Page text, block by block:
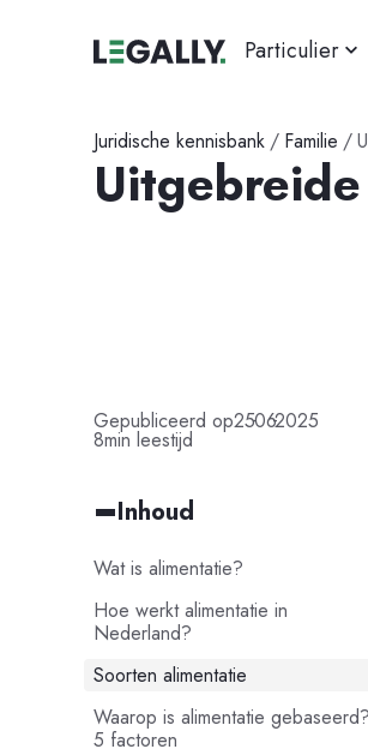
Particulier
Juridische kennisbank / Familie /
Gepubliceerd op25-06-2025
8min leestijd
Inhoud
Wat is alimentatie?
Hoe werkt alimentatie in
Nederland?
Soorten alimentatie
Waarop is alimentatie gebaseerd?
5 factoren